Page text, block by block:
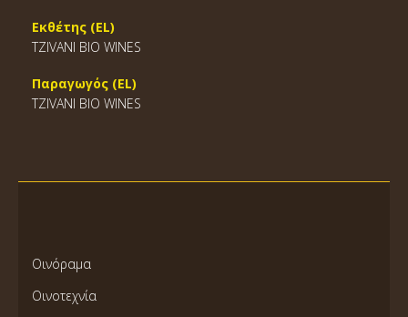
Εκθέτης (EL)
TZIVANI BIO WINES
Παραγωγός (EL)
TZIVANI BIO WINES
Οινόραμα
Οινοτεχνία